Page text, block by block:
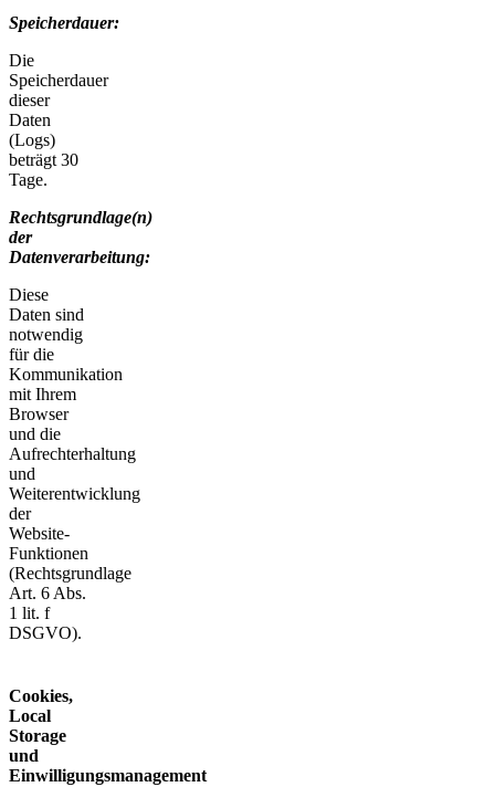
Speicherdauer:
Die
Speicherdauer
dieser
Daten
(Logs)
beträgt 30
Tage.
Rechtsgrundlage(n)
der
Datenverarbeitung:
Diese
Daten sind
notwendig
für die
Kommunikation
mit Ihrem
Browser
und die
Aufrechterhaltung
und
Weiterentwicklung
der
Website-
Funktionen
(Rechtsgrundlage
Art. 6 Abs.
1 lit. f
DSGVO).
Cookies,
Local
Storage
und
Einwilligungsmanagement